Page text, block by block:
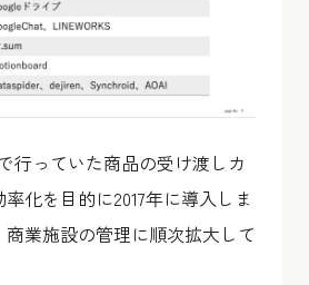
行っていた商品の受け渡しカ
化を目的に2017年に導入しま
商業施設の管理に順次拡大して